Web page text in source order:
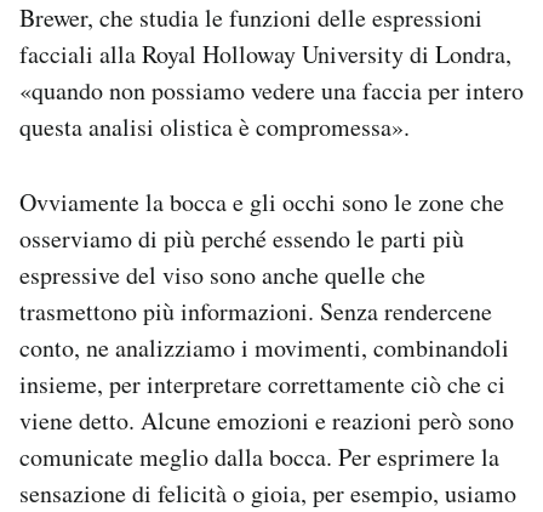
Brewer, che studia le funzioni delle espressioni
facciali alla Royal Holloway University di Londra,
«quando non possiamo vedere una faccia per intero
questa analisi olistica è compromessa».
Ovviamente la bocca e gli occhi sono le zone che
osserviamo di più perché essendo le parti più
espressive del viso sono anche quelle che
trasmettono più informazioni. Senza rendercene
conto, ne analizziamo i movimenti, combinandoli
insieme, per interpretare correttamente ciò che ci
viene detto. Alcune emozioni e reazioni però sono
comunicate meglio dalla bocca. Per esprimere la
sensazione di felicità o gioia, per esempio, usiamo